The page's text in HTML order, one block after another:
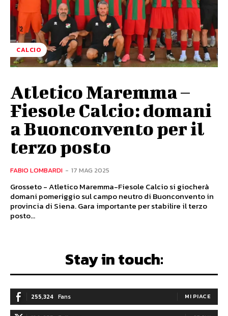
CALCIO
Atletico Maremma –
Fiesole Calcio: domani
a Buonconvento per il
terzo posto
FABIO LOMBARDI - 17 MAG 2025
Grosseto - Atletico Maremma-Fiesole Calcio si giocherà
domani pomeriggio sul campo neutro di Buonconvento in
provincia di Siena. Gara importante per stabilire il terzo
posto...
Stay in touch:
255,324 Fans MI PIACE